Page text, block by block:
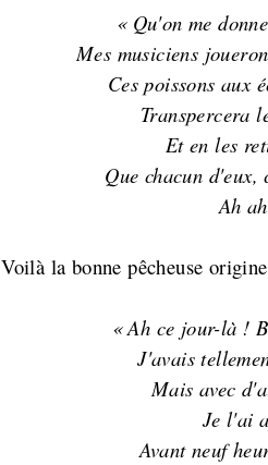
« Qu'on me
Mes musiciens
Ces poissons aux
Transpercera
Et en les
Que chacun
Ah ah
Voilà la bonne pêcheuse
« Ah ce jour-là !
J'avais
Mais avec
Je l'ai
Avant neuf